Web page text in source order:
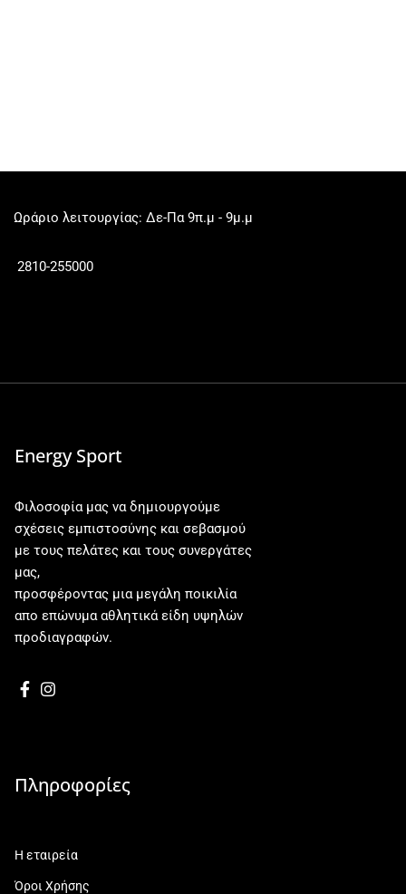
Ωράριο λειτουργίας: Δε-Πα 9π.μ - 9μ.μ
2810-255000
Energy Sport
Φιλοσοφία μας να δημιουργούμε
σχέσεις εμπιστοσύνης και σεβασμού
με τους πελάτες και τους συνεργάτες
μας,
προσφέροντας μια μεγάλη ποικιλία
απο επώνυμα αθλητικά είδη υψηλών
προδιαγραφών.
Πληροφορίες
Η εταιρεία
Όροι Χρήσης